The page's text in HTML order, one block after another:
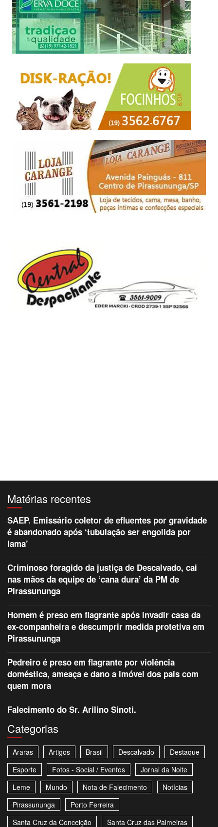
Matérias recentes
SAEP. Emissário coletor de efluentes por gravidade
é abandonado após ‘tubulação ser engolida por
lama’
Criminoso foragido da justiça de Descalvado, cai
nas mãos da equipe de ‘cana dura’ da PM de
Pirassununga
Homem é preso em flagrante após invadir casa da
ex-companheira e descumprir medida protetiva em
Pirassununga
Pedreiro é preso em flagrante por violência
doméstica, ameaça e dano a imóvel dos pais com
quem mora
Falecimento do Sr. Arilino Sinoti.
Categorias
Araras Artigos Brasil Descalvado
Destaque
Esporte
Fotos - Social / Eventos
Jornal da Noite
Leme
Mundo Nota de Falecimento
Notícias
Pirassununga
Porto Ferreira
Santa Cruz da Conceição
Santa Cruz das Palmeiras